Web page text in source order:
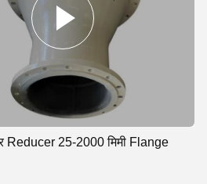
Reducer 25-2000 मिमी Flange